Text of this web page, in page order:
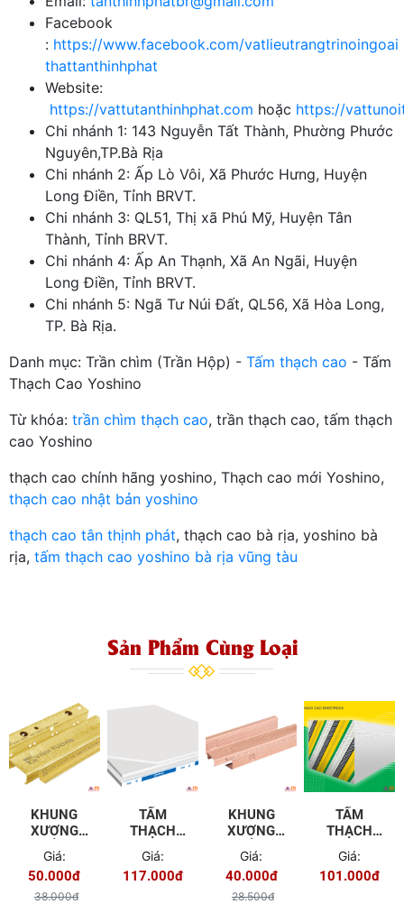
Facebook
: https://www.facebook.com/vatlieutrangtrinoingoai
thattanthinhphat
Website:
https://vattutanthinhphat.com hoặc https://
Chi nhánh 1: 143 Nguyễn Tất Thành, Phường Phước
Nguyên,TP.Bà Rịa
Chi nhánh 2: Ấp Lò Vôi, Xã Phước Hưng, Huyện
Long Điền, Tỉnh BRVT.
Chi nhánh 3: QL51, Thị xã Phú Mỹ, Huyện Tân
Thành, Tỉnh BRVT.
Chi nhánh 4: Ấp An Thạnh, Xã An Ngãi, Huyện
Long Điền, Tỉnh BRVT.
Chi nhánh 5: Ngã Tư Núi Đất, QL56, Xã Hòa Long,
TP. Bà Rịa.
Danh mục: Trần chìm (Trần Hộp) - Tấm thạch cao - Tấm
Thạch Cao Yoshino
Từ khóa: trần chìm thạch cao, trần thạch cao, tấm thạch
cao Yoshino
thạch cao chính hãng yoshino, Thạch cao mới Yoshino,
thạch cao nhật bản yoshino
thạch cao tân thịnh phát, thạch cao bà rịa, yoshino bà
rịa, tấm thạch cao yoshino bà rịa vũng tàu
Sản Phẩm Cùng Loại
KHUNG
XƯƠNG
TRẦN
CHÌM VĨNH
TƯỜNG
Giá:
50.000đ
38.000đ
TẤM
THẠCH
CAO
GYPROC -
TÂN THỊNH
Giá:
117.000đ
KHUNG
XƯƠNG
TRẦN
CHÌM
PROMETAL
Giá:
40.000đ
28.500đ
TẤM
THẠCH
CAO
BORAL -
TÂN THỊNH
Giá:
101.000đ